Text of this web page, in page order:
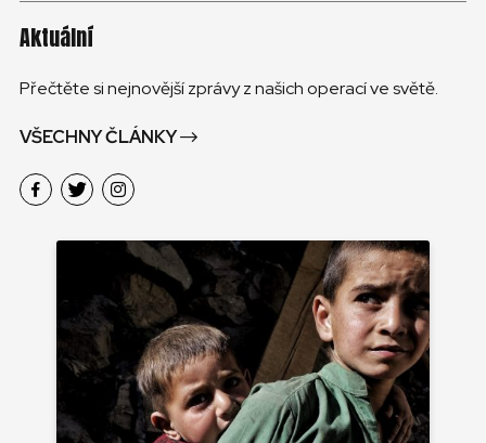
Aktuální
Přečtěte si nejnovější zprávy z našich operací ve světě.
VŠECHNY ČLÁNKY